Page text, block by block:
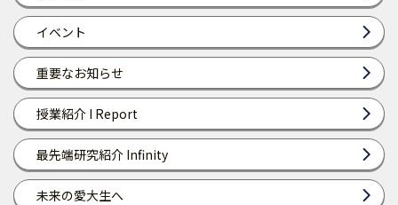
イベント
重要なお知らせ
授業紹介 I Report
最先端研究紹介 Infinity
未来の愛大生へ